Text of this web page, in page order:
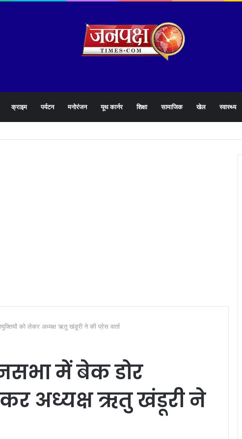
क्राइम पर्यटन मनोरंजन यूथ कार्नर शिक्षा सामाजिक खेल स्वास्थ्य
1905 हेल्पलाइन की समीक्षा के दौरान लापरवाह अधिकारियों को लगाई फटकार
को लेकर अध्यक्ष ऋतु खंडूरी ने की प्रेस वार्ता
में बेक डोर
अध्यक्ष ऋतु खंडूरी ने